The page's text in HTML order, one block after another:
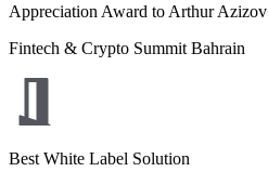
Appreciation Award to Arthur Azizov
Fintech & Crypto Summit Bahrain
Best White Label Solution